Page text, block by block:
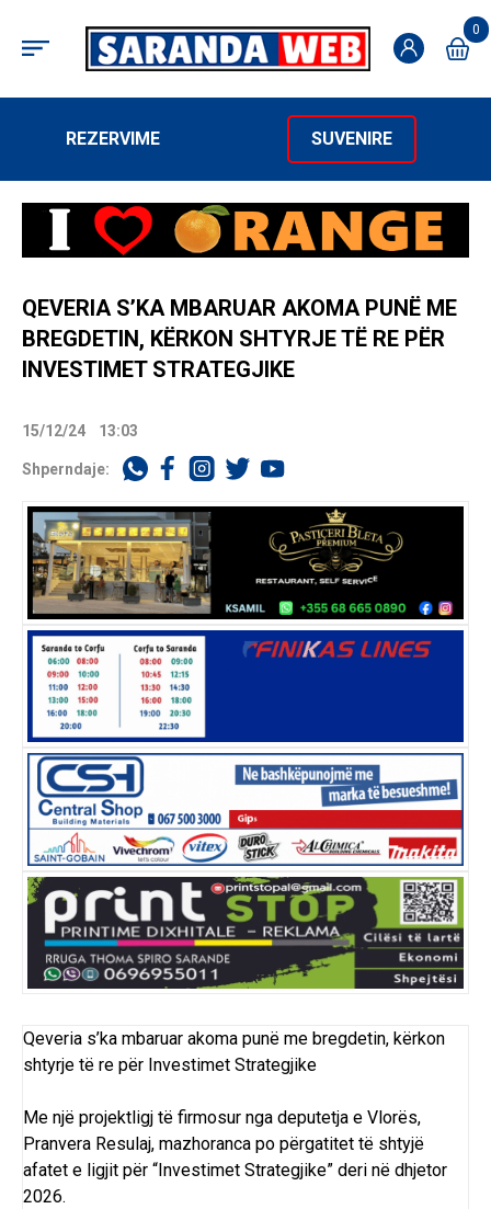
0
REZERVIME SUVENIRE
QEVERIA S’KA MBARUAR AKOMA PUNË ME
BREGDETIN, KËRKON SHTYRJE TË RE PËR
INVESTIMET STRATEGJIKE
15/12/24 13:03
Shperndaje:
Qeveria s’ka mbaruar akoma punë me bregdetin, kërkon
shtyrje të re për Investimet Strategjike
Me një projektligj të firmosur nga deputetja e Vlorës,
Pranvera Resulaj, mazhoranca po përgatitet të shtyjë
afatet e ligjit për “Investimet Strategjike” deri në dhjetor
2026.